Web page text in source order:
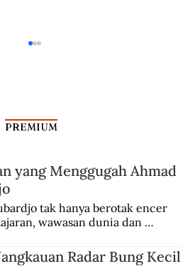
PREMIUM
yang Menggugah Ahmad
tak hanya berotak encer
wawasan dunia dan
Multatuli, hingga Sun Yat-sen.
Radar Bung Kecil